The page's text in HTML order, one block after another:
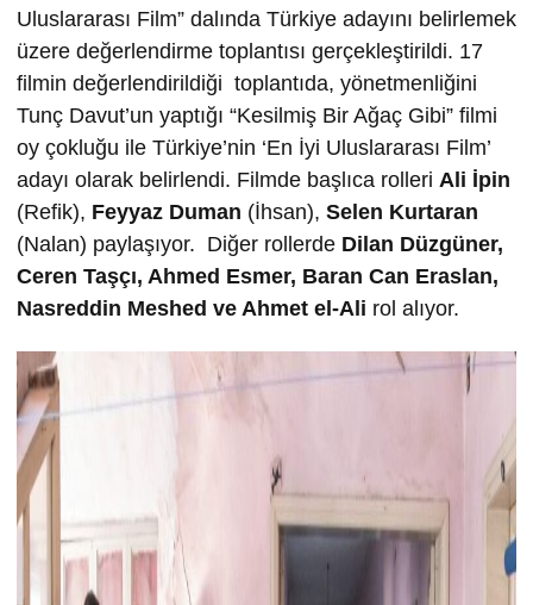
Uluslararası Film” dalında Türkiye adayını belirlemek
üzere değerlendirme toplantısı gerçekleştirildi. 17
filmin değerlendirildiği toplantıda, yönetmenliğini
Tunç Davut’un yaptığı “Kesilmiş Bir Ağaç Gibi” filmi
oy çokluğu ile Türkiye’nin ‘En İyi Uluslararası Film’
adayı olarak belirlendi. Filmde başlıca rolleri Ali İpin
(Refik), Feyyaz Duman (İhsan), Selen Kurtaran
(Nalan) paylaşıyor. Diğer rollerde Dilan Düzgüner,
Ceren Taşçı, Ahmed Esmer, Baran Can Eraslan,
Nasreddin Meshed ve Ahmet el-Ali rol alıyor.